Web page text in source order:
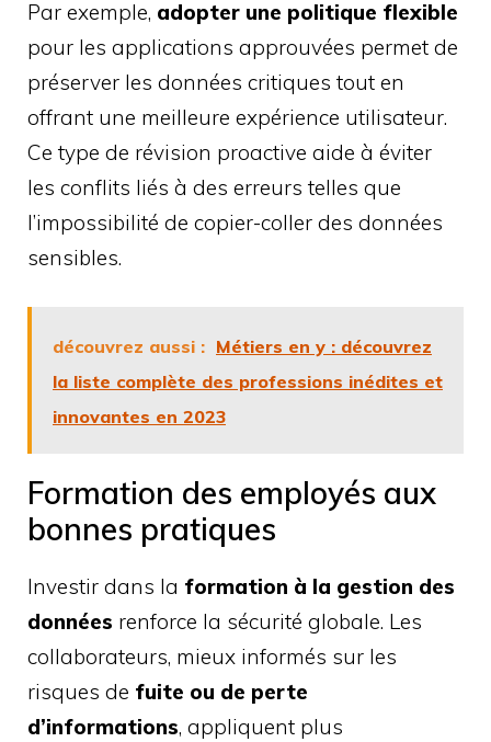
Par exemple, adopter une politique flexible
pour les applications approuvées permet de
préserver les données critiques tout en
offrant une meilleure expérience utilisateur.
Ce type de révision proactive aide à éviter
les conflits liés à des erreurs telles que
l’impossibilité de copier-coller des données
sensibles.
découvrez aussi : Métiers en y : découvrez
la liste complète des professions inédites et
innovantes en 2023
Formation des employés aux
bonnes pratiques
Investir dans la formation à la gestion des
données renforce la sécurité globale. Les
collaborateurs, mieux informés sur les
risques de fuite ou de perte
d’informations, appliquent plus